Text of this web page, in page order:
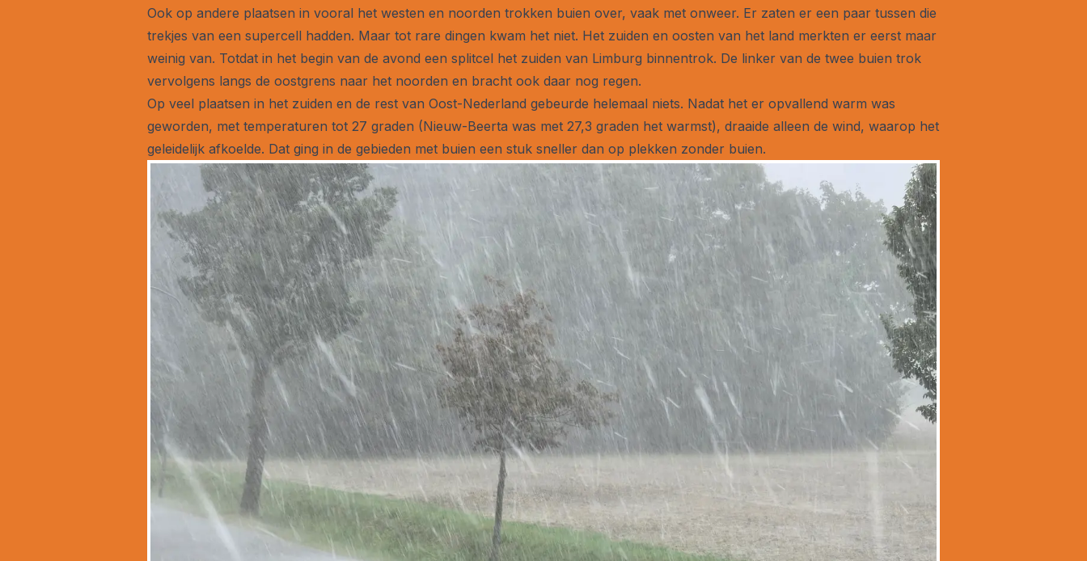
Ook op andere plaatsen in vooral het westen en noorden trokken buien over, vaak met onweer. Er zaten er een paar tussen die
trekjes van een supercell hadden. Maar tot rare dingen kwam het niet. Het zuiden en oosten van het land merkten er eerst maar
weinig van. Totdat in het begin van de avond een splitcel het zuiden van Limburg binnentrok. De linker van de twee buien trok
vervolgens langs de oostgrens naar het noorden en bracht ook daar nog regen.
Op veel plaatsen in het zuiden en de rest van Oost-Nederland gebeurde helemaal niets. Nadat het er opvallend warm was
geworden, met temperaturen tot 27 graden (Nieuw-Beerta was met 27,3 graden het warmst), draaide alleen de wind, waarop het
geleidelijk afkoelde. Dat ging in de gebieden met buien een stuk sneller dan op plekken zonder buien.